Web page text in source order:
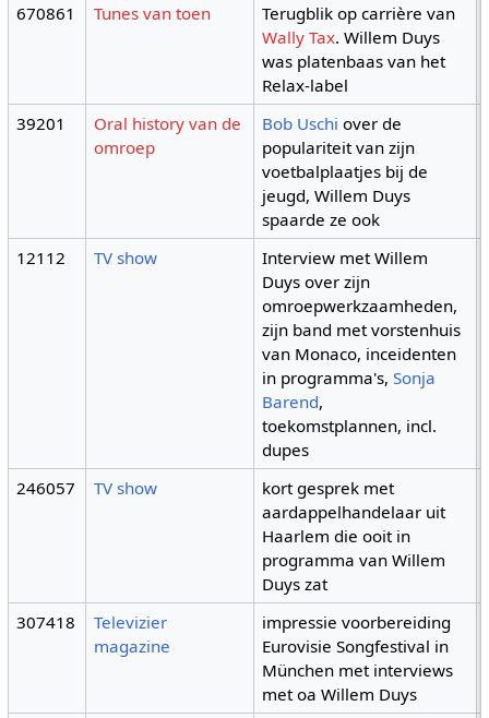
670861 Tunes van toen
Terugblik op carrière van
Wally Tax. Willem Duys
was platenbaas van het
Relax-label
39201
Oral history van de
omroep
Bob Uschi over de
populariteit van zijn
voetbalplaatjes bij de
jeugd, Willem Duys
spaarde ze ook
12112 TV show
Interview met Willem
Duys over zijn
omroepwerkzaamheden,
zijn band met vorstenhuis
van Monaco, inceidenten
in programma's,Sonja
Barend,
toekomstplannen, incl.
dupes
246057 TV show
kort gesprek met
aardappelhandelaar uit
Haarlem die ooit in
programma van Willem
Duys zat
307418
Televizier
magazine
impressie voorbereiding
Eurovisie Songfestival in
München met interviews
met oa Willem Duys